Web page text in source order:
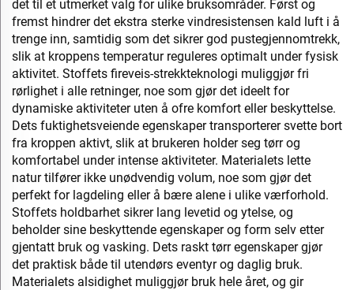
det til et utmerket valg for ulike bruksområder. Først og
fremst hindrer det ekstra sterke vindresistensen kald luft i å
trenge inn, samtidig som det sikrer god pustegjennomtrekk,
slik at kroppens temperatur reguleres optimalt under fysisk
aktivitet. Stoffets fireveis-strekkteknologi muliggjør fri
rørlighet i alle retninger, noe som gjør det ideelt for
dynamiske aktiviteter uten å ofre komfort eller beskyttelse.
Dets fuktighetsveiende egenskaper transporterer svette bort
fra kroppen aktivt, slik at brukeren holder seg tørr og
komfortabel under intense aktiviteter. Materialets lette
natur tilfører ikke unødvendig volum, noe som gjør det
perfekt for lagdeling eller å bære alene i ulike værforhold.
Stoffets holdbarhet sikrer lang levetid og ytelse, og
beholder sine beskyttende egenskaper og form selv etter
gjentatt bruk og vasking. Dets raskt tørr egenskaper gjør
det praktisk både til utendørs eventyr og daglig bruk.
Materialets alsidighet muliggjør bruk hele året, og gir